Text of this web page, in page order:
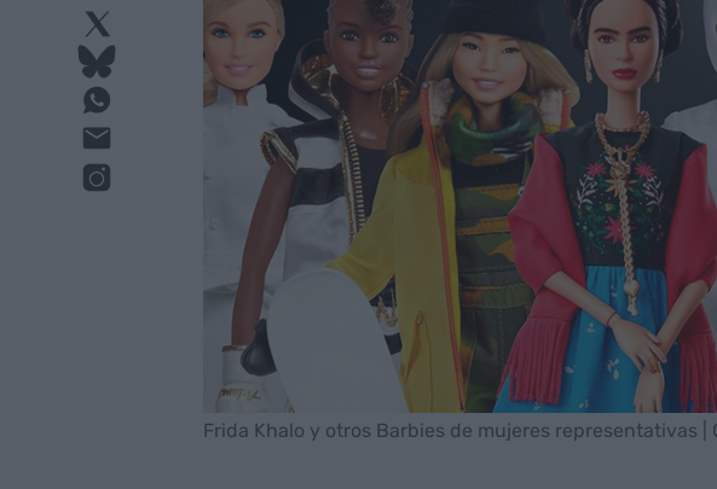
Frida Khalo y otros Barbies de mujeres representativas |